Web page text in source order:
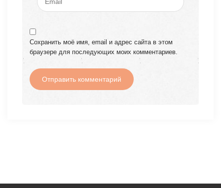
Сохранить моё имя, email и адрес сайта в этом
браузере для последующих моих комментариев.